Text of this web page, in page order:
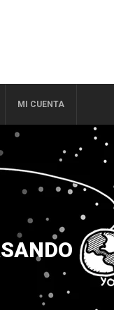
MI CUENTA